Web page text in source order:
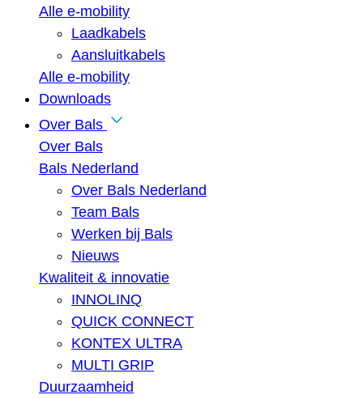
Alle e-mobility
Laadkabels
Aansluitkabels
Alle e-mobility
Downloads
Over Bals
Over Bals
Bals Nederland
Over Bals Nederland
Team Bals
Werken bij Bals
Nieuws
Kwaliteit & innovatie
INNOLINQ
QUICK CONNECT
KONTEX ULTRA
MULTI GRIP
Duurzaamheid